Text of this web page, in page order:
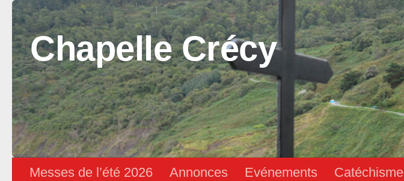
Skip to content
Chapelle Crécy
Messes de l’été 2026 Annonces Evénements Catéchisme